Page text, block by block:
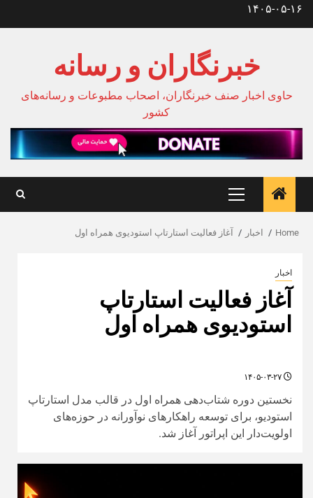
Skip۱۴۰۵-۰۵-۱۶
خبرنگاران و رسانه
حاوی اخبار صنف خبرنگاران، اصحاب مطبوعات و رسانه‌های
کشور
Primary
Menu
Home اخبار آغاز فعالیت استارتاپ استودیوی همراه اول
اخبار
آغاز فعالیت استارتاپ
استودیوی همراه اول
نخستین دوره شتاب‌دهی همراه اول در قالب مدل استارتاپ
استودیو، برای توسعه راهکارهای نوآورانه در حوزه‌های
اولویت‌دار این اپراتور آغاز شد.